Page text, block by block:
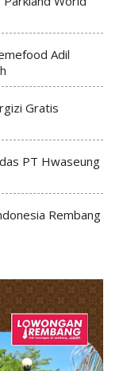
Adil
Gratis
PT Hwaseung
Rembang